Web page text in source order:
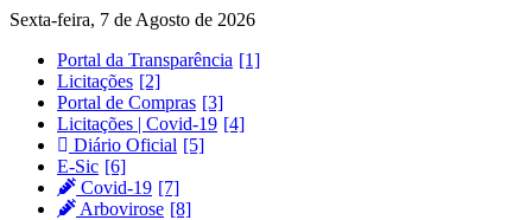
Sexta-feira, 7 de Agosto de 2026
Portal da Transparência
Licitações
Portal de Compras
Licitações | Covid-19
Diário Oficial
E-Sic
Covid-19
Arbovirose